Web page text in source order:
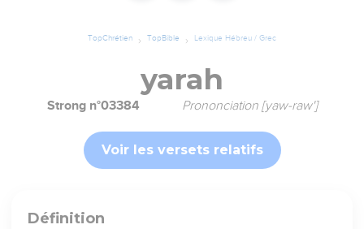
TopChrétien TopBible Lexique Hébreu / Grec
yarah
Strong n°03384 Prononciation [yaw-raw']
Voir les versets relatifs
Définition